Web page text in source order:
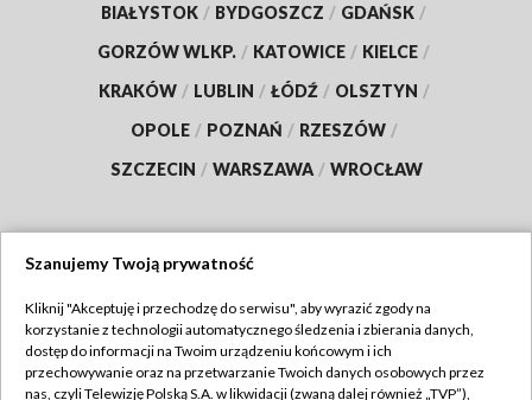
BIAŁYSTOK / BYDGOSZCZ / GDAŃSK /
GORZÓW WLKP. / KATOWICE / KIELCE /
KRAKÓW / LUBLIN / ŁÓDŹ / OLSZTYN /
OPOLE / POZNAŃ / RZESZÓW /
SZCZECIN / WARSZAWA / WROCŁAW
TVP
Abonament TVP
Regulamin TVP
Szanujemy Twoją prywatność
Kliknij "Akceptuję i przechodzę do serwisu", aby wyrazić zgody na
korzystanie z technologii automatycznego śledzenia i zbierania danych,
dostęp do informacji na Twoim urządzeniu końcowym i ich
przechowywanie oraz na przetwarzanie Twoich danych osobowych przez
nas, czyli Telewizję Polską S.A. w likwidacji (zwaną dalej również „TVP”),